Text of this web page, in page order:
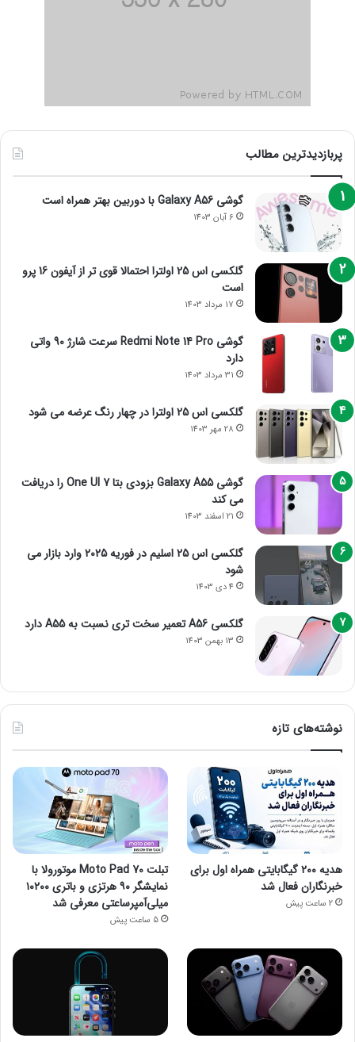
پربازدیدترین مطالب
گوشی Galaxy A56 با دوربین بهتر همراه است
6 آبان 1403
گلکسی اس 25 اولترا احتمالا قوی تر از آیفون 16 پرو
است
17 مرداد 1403
گوشی Redmi Note 14 Pro سرعت شارژ 90 واتی
دارد
31 مرداد 1403
گلکسی اس 25 اولترا در چهار رنگ عرضه می شود
28 مهر 1403
گوشی Galaxy A55 بزودی بتا One UI 7 را دریافت
می کند
21 اسفند 1403
گلکسی اس 25 اسلیم در فوریه 2025 وارد بازار می
شود
4 دی 1403
گلکسی A56 تعمیر سخت تری نسبت به A55 دارد
13 بهمن 1403
نوشته‌های تازه
هدیه ۲۰۰ گیگابایتی همراه اول برای
خبرنگاران فعال شد
2 ساعت پیش
تبلت Moto Pad 70 موتورولا با
نمایشگر ۹۰ هرتزی و باتری ۱۰۲۰۰
میلی‌آمپرساعتی معرفی شد
5 ساعت پیش